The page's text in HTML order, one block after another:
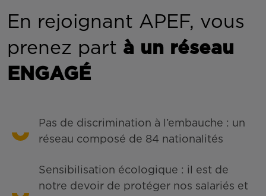
En rejoignant APEF, vous
prenez part à un réseau
ENGAGÉ
Pas de discrimination à l’embauche : un
réseau composé de 84 nationalités
Sensibilisation écologique : il est de
notre devoir de protéger nos salariés et